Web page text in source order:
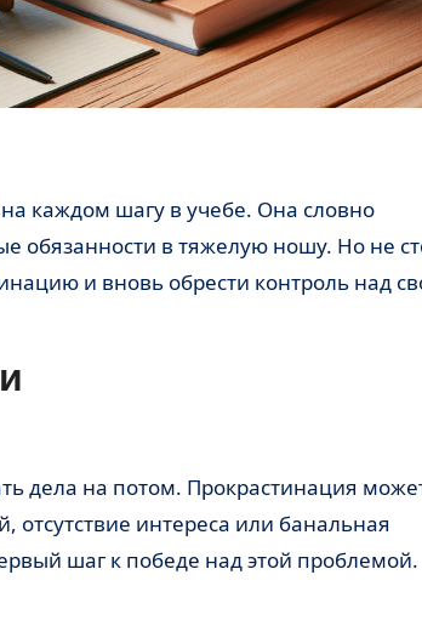
обязанности в тяжелую ношу. Но не
и вновь обрести контроль над
интереса или банальная
шаг к победе над этой проблемой.